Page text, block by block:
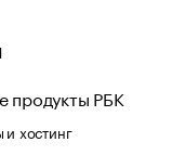
продукты РБК
хостинг